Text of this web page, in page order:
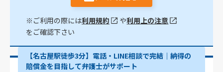
※ご利用の際には利用規約 や利用上の注意
をご確認下さい
【名古屋駅徒歩3分】電話・LINE相談で完結｜納得の
賠償金を目指して弁護士がサポート